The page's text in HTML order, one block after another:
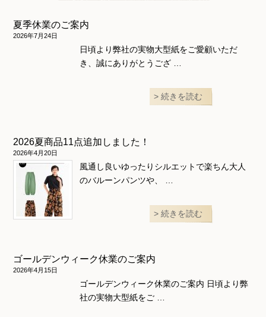
和風衣類
ウェディング・コスチューム
スカート・パンツ
夏季休業のご案内
2026年7月24日
日頃より弊社の実物大型紙をご愛顧いただ
き、誠にありがとうござ …
続きを読む
2026夏商品11点追加しました！
2026年4月20日
風通し良いゆったりシルエットで楽ちん大人
のバルーンパンツや、 …
続きを読む
ゴールデンウィーク休業のご案内
2026年4月15日
ゴールデンウィーク休業のご案内 日頃より弊
社の実物大型紙をご …